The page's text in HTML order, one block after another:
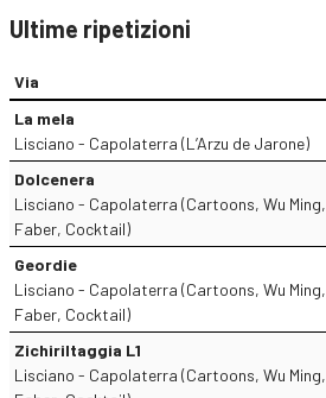
Ultime ripetizioni
Via
La mela
Lisciano - Capolaterra (L’Arzu de Jarone)
Dolcenera
Lisciano - Capolaterra (Cartoons, Wu Ming,
Faber, Cocktail)
Geordie
Lisciano - Capolaterra (Cartoons, Wu Ming,
Faber, Cocktail)
Zichiriltaggia L1
Lisciano - Capolaterra (Cartoons, Wu Ming,